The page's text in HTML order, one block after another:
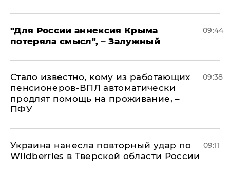
"Для России аннексия Крыма
потеряла смысл", – Залужный
09:44
Стало известно, кому из работающих
пенсионеров-ВПЛ автоматически
продлят помощь на проживание, –
ПФУ
09:38
Украина нанесла повторный удар по
Wildberries в Тверской области России
09:11